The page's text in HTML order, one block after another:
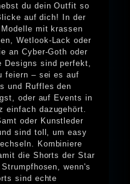
du dein Outfit so
auf dich! In der
mit krassen
Wetlook-Lack oder
an Cyber-Goth oder
Designs sind perfekt,
feiern – sei es auf
und Ruffles den
oder auf Events in
einfach dazugehört.
oder Kunstleder
sind toll, um easy
Kombiniere
die Shorts der Star
wenn's
sind echte